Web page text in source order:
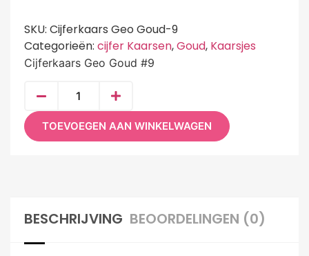
SKU: Cijferkaars Geo Goud-9
Categorieën: cijfer Kaarsen,Goud, Kaarsjes
Cijferkaars Geo Goud #9
TOEVOEGEN AAN WINKELWAGEN
BESCHRIJVING BEOORDELINGEN (0)